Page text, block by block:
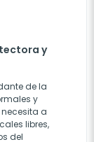
y
de la
y
a
libres,
del